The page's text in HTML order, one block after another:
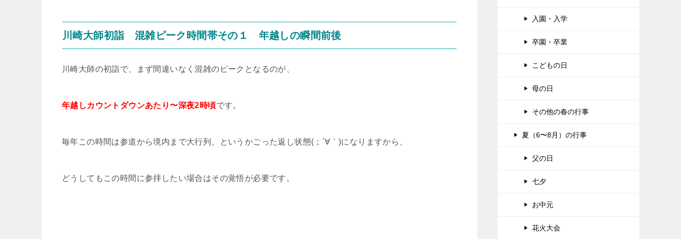
川崎大師初詣 混雑ピーク時間帯その１ 年越しの瞬間前後
川崎大師の初詣で、まず間違いなく混雑のピークとなるのが、
年越しカウントダウンあたり〜深夜2時頃です。
毎年この時間は参道から境内まで大行列、というかごった返し状態(；´∀｀)になりますから、
どうしてもこの時間に参拝したい場合はその覚悟が必要です。
入園・入学
卒園・卒業
こどもの日
母の日
その他の春の行事
夏（6〜8月）の行事
父の日
七夕
お中元
花火大会